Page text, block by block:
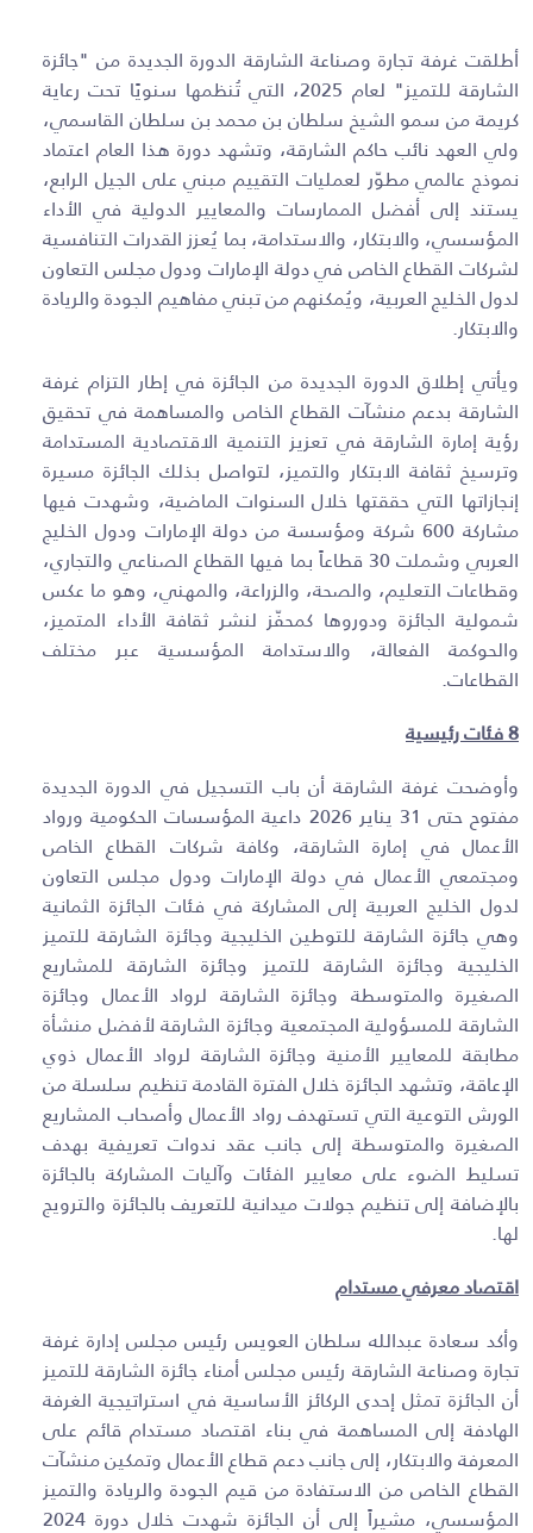
أطلقت غرفة تجارة وصناعة الشارقة الدورة الجديدة من "جائزة
الشارقة للتميز" لعام 2025، التي تُنظمها سنويًا تحت رعاية
كريمة من سمو الشيخ سلطان بن محمد بن سلطان القاسمي،
ولي العهد نائب حاكم الشارقة، وتشهد دورة هذا العام اعتماد
نموذج عالمي مطوّر لعمليات التقييم مبني على الجيل الرابع،
يستند إلى أفضل الممارسات والمعايير الدولية في الأداء
المؤسسي، والابتكار، والاستدامة، بما يُعزز القدرات التنافسية
لشركات القطاع الخاص في دولة الإمارات ودول مجلس التعاون
لدول الخليج العربية، ويُمكنهم من تبني مفاهيم الجودة والريادة
والابتكار.
ويأتي إطلاق الدورة الجديدة من الجائزة في إطار التزام غرفة
الشارقة بدعم منشآت القطاع الخاص والمساهمة في تحقيق
رؤية إمارة الشارقة في تعزيز التنمية الاقتصادية المستدامة
وترسيخ ثقافة الابتكار والتميز، لتواصل بذلك الجائزة مسيرة
إنجازاتها التي حققتها خلال السنوات الماضية، وشهدت فيها
مشاركة 600 شركة ومؤسسة من دولة الإمارات ودول الخليج
العربي وشملت 30 قطاعاً بما فيها القطاع الصناعي والتجاري،
وقطاعات التعليم، والصحة، والزراعة، والمهني، وهو ما عكس
شمولية الجائزة ودوروها كمحفّز لنشر ثقافة الأداء المتميز،
والحوكمة الفعالة، والاستدامة المؤسسية عبر مختلف
القطاعات.
8 فئات رئيسية
وأوضحت غرفة الشارقة أن باب التسجيل في الدورة الجديدة
مفتوح حتى 31 يناير 2026 داعية المؤسسات الحكومية ورواد
الأعمال في إمارة الشارقة، وكافة شركات القطاع الخاص
ومجتمعي الأعمال في دولة الإمارات ودول مجلس التعاون
لدول الخليج العربية إلى المشاركة في فئات الجائزة الثمانية
وهي جائزة الشارقة للتوطين الخليجية وجائزة الشارقة للتميز
الخليجية وجائزة الشارقة للتميز وجائزة الشارقة للمشاريع
الصغيرة والمتوسطة وجائزة الشارقة لرواد الأعمال وجائزة
الشارقة للمسؤولية المجتمعية وجائزة الشارقة لأفضل منشأة
مطابقة للمعايير الأمنية وجائزة الشارقة لرواد الأعمال ذوي
الإعاقة، وتشهد الجائزة خلال الفترة القادمة تنظيم سلسلة من
الورش التوعية التي تستهدف رواد الأعمال وأصحاب المشاريع
الصغيرة والمتوسطة إلى جانب عقد ندوات تعريفية بهدف
تسليط الضوء على معايير الفئات وآليات المشاركة بالجائزة
بالإضافة إلى تنظيم جولات ميدانية للتعريف بالجائزة والترويج
لها.
اقتصاد معرفي مستدام
وأكد سعادة عبدالله سلطان العويس رئيس مجلس إدارة غرفة
تجارة وصناعة الشارقة رئيس مجلس أمناء جائزة الشارقة للتميز
أن الجائزة تمثل إحدى الركائز الأساسية في استراتيجية الغرفة
الهادفة إلى المساهمة في بناء اقتصاد مستدام قائم على
المعرفة والابتكار، إلى جانب دعم قطاع الأعمال وتمكين منشآت
القطاع الخاص من الاستفادة من قيم الجودة والريادة والتميز
المؤسسي، مشيراً إلى أن الجائزة شهدت خلال دورة 2024